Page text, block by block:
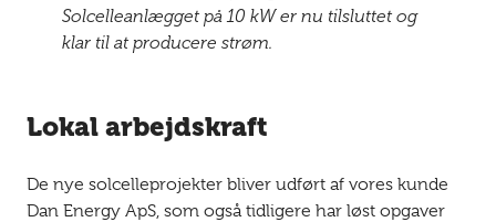
Solcelleanlægget på 10 kW er nu tilsluttet og
klar til at producere strøm.
Lokal arbejdskraft
De nye solcelleprojekter bliver udført af vores kunde
Dan Energy ApS, som også tidligere har løst opgaver